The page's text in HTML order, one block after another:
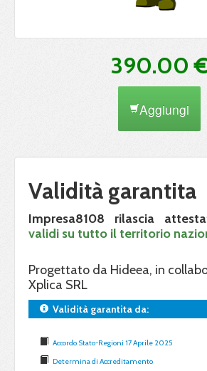
390.00
Aggiungi
Validità garantita
Impresa8108 rilascia
validi su tutto il territorio
Progettato da Hideea, in
Xplica SRL
Validità garantita da:
Accordo Stato-Regioni 17 Aprile 2025
Determina di Accreditamento